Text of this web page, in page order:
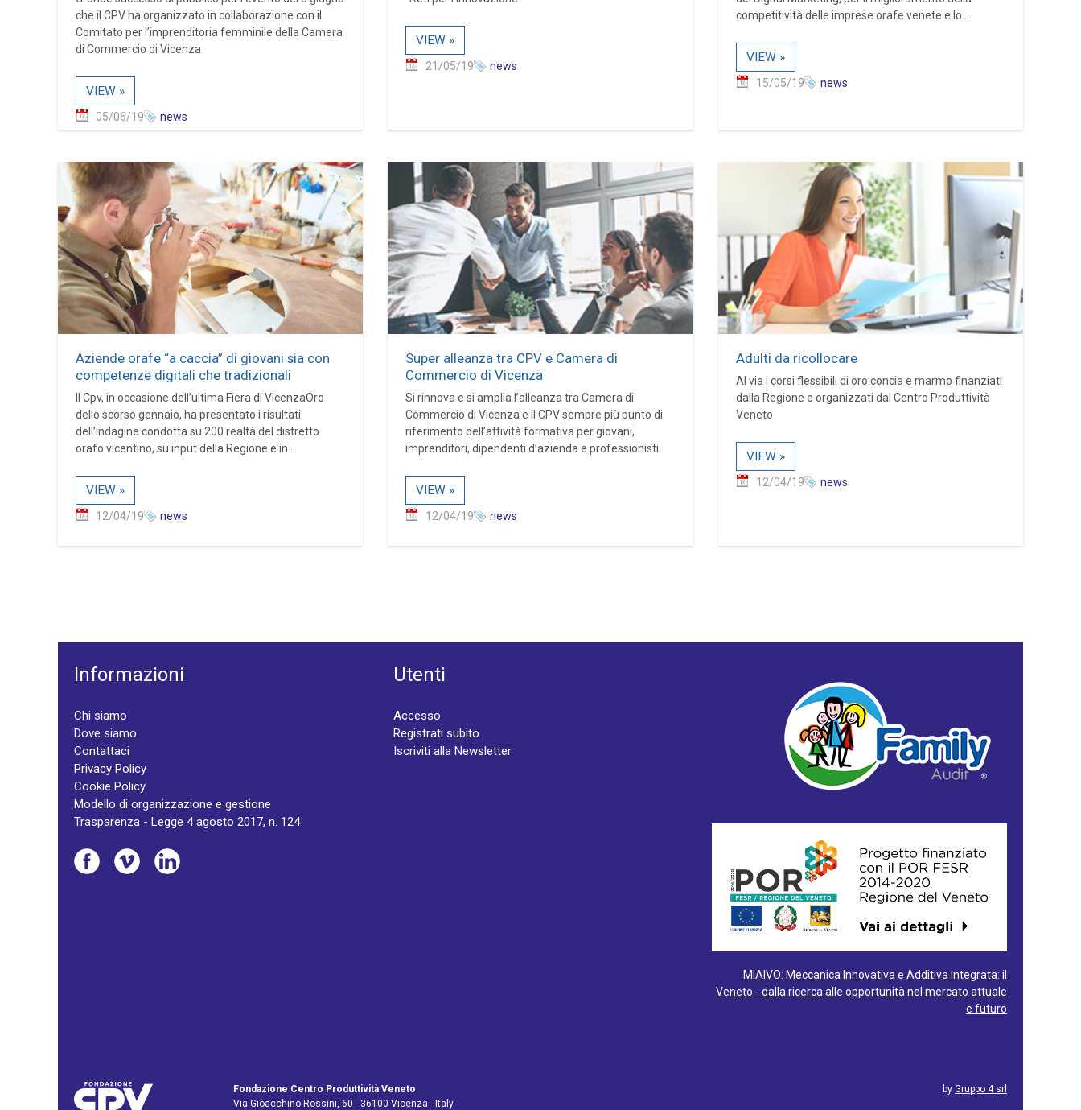
che il CPV ha organizzato in collaborazione con il
Comitato per l’imprenditoria femminile della Camera
di Commercio di Vicenza
VIEW »
05/06/19 news
VIEW »
21/05/19 news
competitività delle imprese orafe venete e lo...
VIEW »
15/05/19 news
Aziende orafe “a caccia” di giovani sia con
competenze digitali che tradizionali
Il Cpv, in occasione dell’ultima Fiera di VicenzaOro
dello scorso gennaio, ha presentato i risultati
dell’indagine condotta su 200 realtà del distretto
orafo vicentino, su input della Regione e in...
VIEW »
12/04/19 news
Super alleanza tra CPV e Camera di
Commercio di Vicenza
Si rinnova e si amplia l’alleanza tra Camera di
Commercio di Vicenza e il CPV sempre più punto di
riferimento dell’attività formativa per giovani,
imprenditori, dipendenti d’azienda e professionisti
VIEW »
12/04/19 news
Adulti da ricollocare
Al via i corsi flessibili di oro concia e marmo finanziati
dalla Regione e organizzati dal Centro Produttività
Veneto
VIEW »
12/04/19 news
Informazioni
Chi siamo
Dove siamo
Contattaci
Privacy Policy
Cookie Policy
Modello di organizzazione e gestione
Trasparenza - Legge 4 agosto 2017, n. 124
Utenti
Accesso
Registrati subito
Iscriviti alla Newsletter
MIAIVO: Meccanica Innovativa e Additiva Integrata: il
Veneto - dalla ricerca alle opportunità nel mercato attuale
e futuro
Fondazione Centro Produttività Veneto
Via Gioacchino Rossini, 60 - 36100 Vicenza - Italy
by Gruppo 4 srl